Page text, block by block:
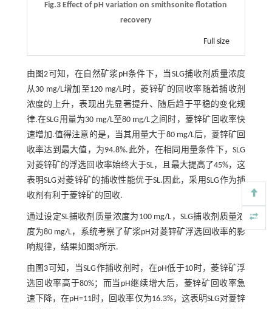
Fig.3 Effect of pH variation on smithsonite flotation
recovery
Full size
由 图2 可知，在自然矿浆pH条件下，当SLG捕收剂质量浓度
从30 mg/L增加至120 mg/L时，菱锌矿的回收率随着捕收剂
浓度的上升，表现出先显著提升、随后趋于平稳的变化规
律.在SLG用量为30 mg/L至80 mg/L之间时，菱锌矿回收率快
速增加.值得注意的是，当其用量大于80 mg/L后，菱锌矿回
收率达到最大值，为94.8%.此外，在相同用量条件下，SLG
对菱锌矿的浮选回收率始终大于SL，且最大提高了45%，这
表明SLG对菱锌矿的捕收性能优于SL.因此，采用SLG作为捕
收剂有利于菱锌矿的回收.
通过设定SL捕收剂质量浓度为100 mg/L，SLG捕收剂质量浓
度为80 mg/L，系统考察了矿浆pH对菱锌矿浮选回收率的影
响规律，结果如 图3所示.
由 图3 可知，当SLG作捕收剂时，在pH低于10时，菱锌矿浮
选回收率高于80%；而当pH继续增大后，菱锌矿回收率急
速下降，在pH=11时，回收率仅为16.3%，这表明SLG对菱锌